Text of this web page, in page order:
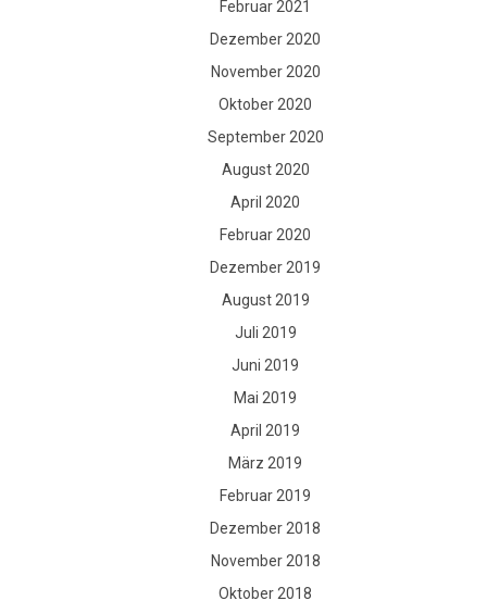
Februar 2021
Dezember 2020
November 2020
Oktober 2020
September 2020
August 2020
April 2020
Februar 2020
Dezember 2019
August 2019
Juli 2019
Juni 2019
Mai 2019
April 2019
März 2019
Februar 2019
Dezember 2018
November 2018
Oktober 2018